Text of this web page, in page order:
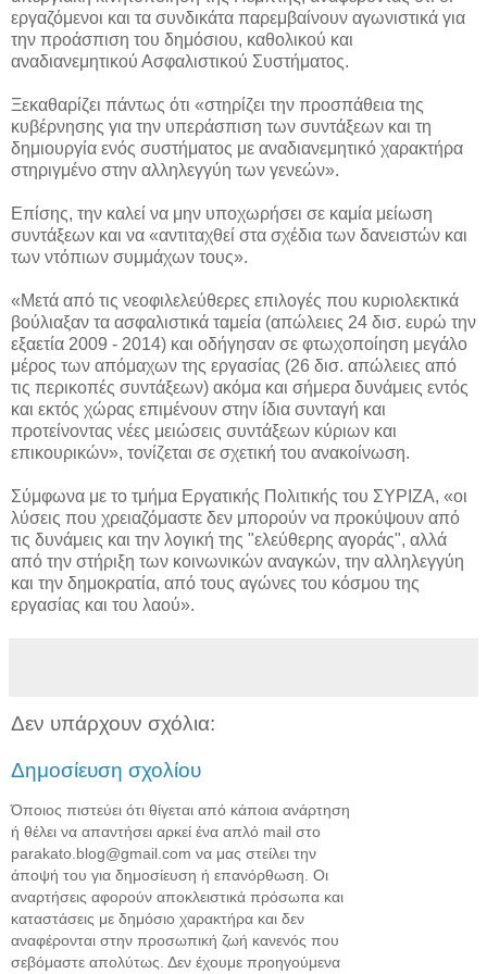
εργαζόμενοι και τα συνδικάτα παρεμβαίνουν αγωνιστικά για
την προάσπιση του δημόσιου, καθολικού και
αναδιανεμητικού Ασφαλιστικού Συστήματος.
Ξεκαθαρίζει πάντως ότι «στηρίζει την προσπάθεια της
κυβέρνησης για την υπεράσπιση των συντάξεων και τη
δημιουργία ενός συστήματος με αναδιανεμητικό χαρακτήρα
στηριγμένο στην αλληλεγγύη των γενεών».
Επίσης, την καλεί να μην υποχωρήσει σε καμία μείωση
συντάξεων και να «αντιταχθεί στα σχέδια των δανειστών και
των ντόπιων συμμάχων τους».
«Μετά από τις νεοφιλελεύθερες επιλογές που κυριολεκτικά
βούλιαξαν τα ασφαλιστικά ταμεία (απώλειες 24 δισ. ευρώ την
εξαετία 2009 - 2014) και οδήγησαν σε φτωχοποίηση μεγάλο
μέρος των απόμαχων της εργασίας (26 δισ. απώλειες από
τις περικοπές συντάξεων) ακόμα και σήμερα δυνάμεις εντός
και εκτός χώρας επιμένουν στην ίδια συνταγή και
προτείνοντας νέες μειώσεις συντάξεων κύριων και
επικουρικών», τονίζεται σε σχετική του ανακοίνωση.
Σύμφωνα με το τμήμα Εργατικής Πολιτικής του ΣΥΡΙΖΑ, «οι
λύσεις που χρειαζόμαστε δεν μπορούν να προκύψουν από
τις δυνάμεις και την λογική της "ελεύθερης αγοράς", αλλά
από την στήριξη των κοινωνικών αναγκών, την αλληλεγγύη
και την δημοκρατία, από τους αγώνες του κόσμου της
εργασίας και του λαού».
Δεν υπάρχουν σχόλια:
Δημοσίευση σχολίου
Όποιος πιστεύει ότι θίγεται από κάποια ανάρτηση
ή θέλει να απαντήσει αρκεί ένα απλό mail στο
parakato.blog@gmail.com να μας στείλει την
άποψή του για δημοσίευση ή επανόρθωση. Οι
αναρτήσεις αφορούν αποκλειστικά πρόσωπα και
καταστάσεις με δημόσιο χαρακτήρα και δεν
αναφέρονται στην προσωπική ζωή κανενός που
σεβόμαστε απολύτως. Δεν έχουμε προηγούμενα